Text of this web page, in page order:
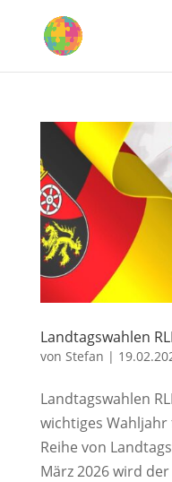
Landtagswahlen
von Stefan |
Landtagswahlen
wichtiges
Reihe von
März 2026 wird